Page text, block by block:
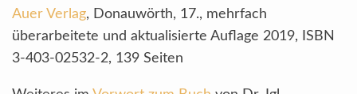
Auer Verlag, Donauwörth, 17., mehrfach
überarbeitete und aktualisierte Auflage 2019, ISBN
3-403-02532-2, 139 Seiten